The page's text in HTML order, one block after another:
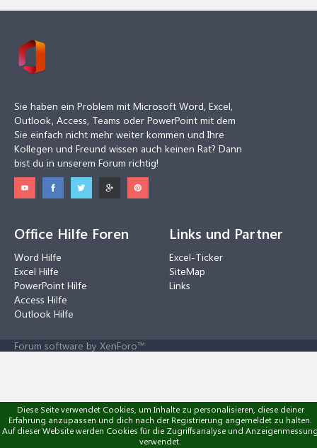
Sie haben ein Problem mit Microsoft Word, Excel,
Outlook, Access, Teams oder PowerPoint mit dem
Sie einfach nicht mehr weiter kommen und Ihre
Kollegen und Freund wissen auch keinen Rat? Dann
bist du in unserem Forum richtig!
Office Hilfe Foren
Word Hilfe
Excel Hilfe
PowerPoint Hilfe
Access Hilfe
Outlook Hilfe
Links und Partner
Excel-Ticker
SiteMap
Links
Forum software by XenForo™
Diese Seite verwendet Cookies, um Inhalte zu personalisieren, diese deiner
Erfahrung anzupassen und dich nach der Registrierung angemeldet zu halten.
Auf dieser Website werden Cookies für die Zugriffsanalyse und
verwendet.